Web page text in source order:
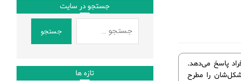
پاسخ می‌دهد.
را مطرح
جستجو در سایت
جستجو
تازه ها